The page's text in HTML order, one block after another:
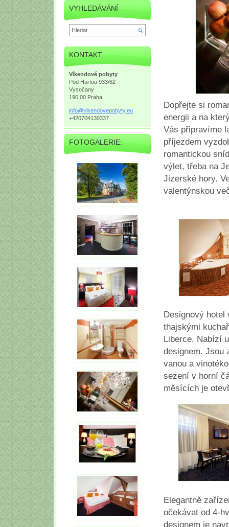
Dopřejte si
energii a na
Vás připravíme
příjezdem
romantickou
výlet, třeba na
Jizerské hory.
valentýnskou
Designový
thajskými
Liberce. Nabízí
designem. Jsou
vanou a
sezení v horní
měsících je
Elegantně
očekávat od 4-
designem je
VYHLEDÁVÁNÍ
KONTAKT
Víkendové pobyty
Pod Harfou 933/62
Vysočany
190 00 Praha
info@vikendovepobyty.eu
+420704130337
FOTOGALERIE: